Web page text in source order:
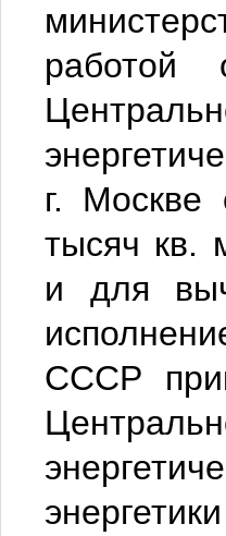
работой
г. Москве
тысяч кв.
и для
СССР